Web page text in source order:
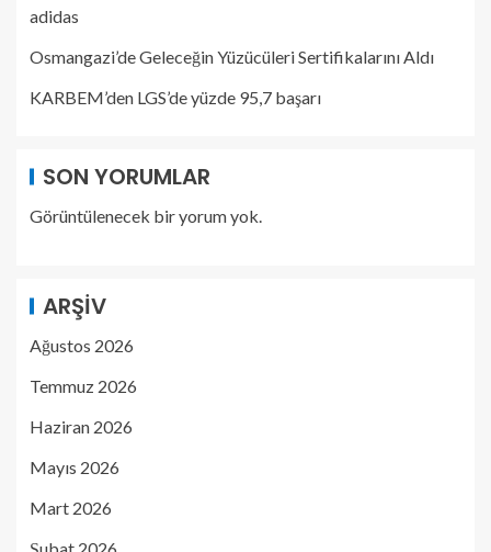
adidas
Osmangazi’de Geleceğin Yüzücüleri Sertifikalarını Aldı
KARBEM’den LGS’de yüzde 95,7 başarı
SON YORUMLAR
Görüntülenecek bir yorum yok.
ARŞIV
Ağustos 2026
Temmuz 2026
Haziran 2026
Mayıs 2026
Mart 2026